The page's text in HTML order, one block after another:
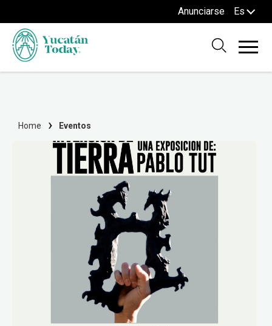
Anunciarse Es
Home Eventos